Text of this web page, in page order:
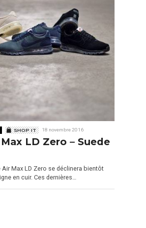
SHOP IT 18 novembre 2016
LD Zero – Suede
Air Max LD Zero se déclinera bientôt
en cuir. Ces dernières…